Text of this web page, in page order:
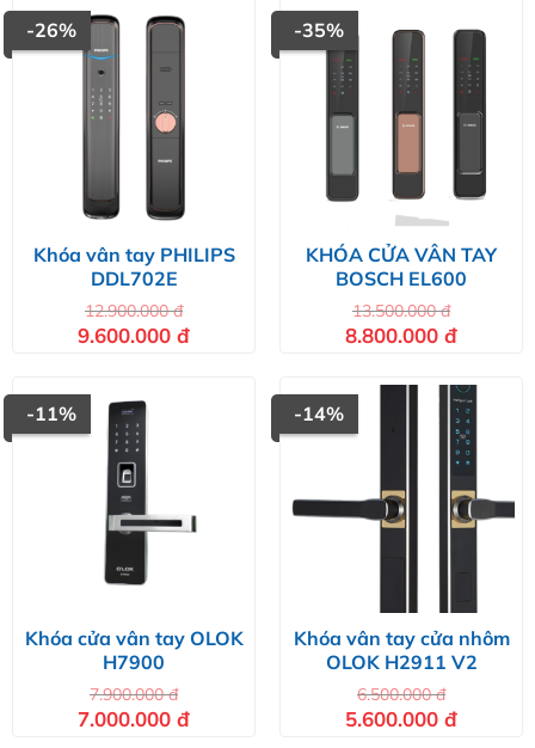
-26%
Khóa vân tay PHILIPS
DDL702E
12.900.000đ
Giá
gốc
9.600.000 đGiá
9.600.000 đ.
-35%
KHÓA CỬA VÂN TAY
BOSCH EL600
13.500.000đ
Giá
gốc
8.800.000 đGiá
8.800.000
-11%
Khóa cửa vân tay OLOK
H7900
7.900.000đ
Giá
gốc
7.000.000 đGiá
-14%
Khóa vân tay cửa nhôm
OLOK H2911 V2
6.500.000đ
Giá
gốc
5.600.000 đGiá